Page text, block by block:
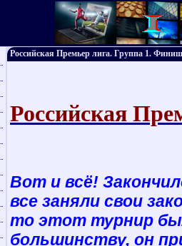
Российская Премьер лига. Группа 1.
Российская
Вот и всё!
все заняли свои
то этот турнир
большинству, он